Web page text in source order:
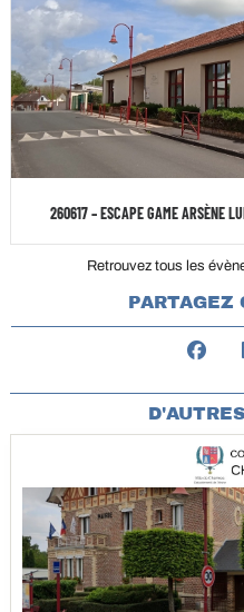
260617 – ESCAPE GAME ARSÈNE
Retrouvez tous les
PARTAGEZ